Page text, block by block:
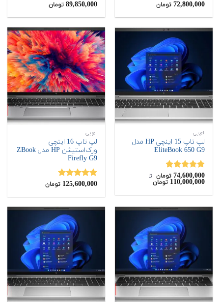
نمره
72,800,000 تومان نمره4.50
89,850,000 تومان
اچ‌پی
لپ تاپ 15 اینچی HP مدل
EliteBook 650 G9
نمره5.00
از 5
74,600,000 تومان ‌ تا ‌
110,000,000 تومان
اچ‌پی
لپ تاپ 16 اینچی
ورک‌استیشن HP مدل ZBook
Firefly G9
نمره5.00
125,600,000 تومان